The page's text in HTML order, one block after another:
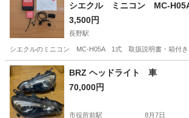
シエクル ミニコン MC-
3,500円
長野駅
シエクルのミニコン MC-H05A 1式 取扱説明書・箱付
長野 長野市 その他 シエクル
BRZ ヘッドライト 車
70,000円
市役所前駅 8月7日